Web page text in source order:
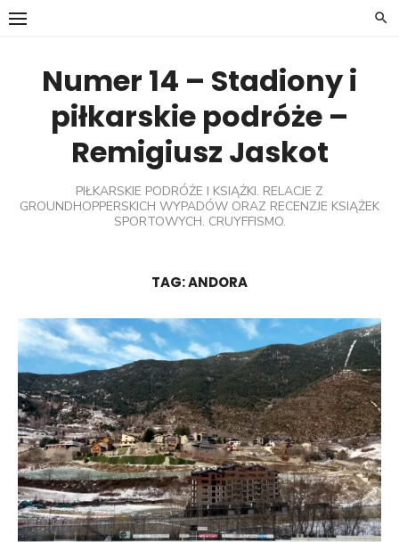
Skip
Numer 14 – Stadiony i
piłkarskie podróże –
Remigiusz Jaskot
PIŁKARSKIE PODRÓŻE I KSIĄŻKI. RELACJE Z
GROUNDHOPPERSKICH WYPADÓW ORAZ RECENZJE KSIĄŻEK
SPORTOWYCH. CRUYFFISMO.
TAG:ANDORA